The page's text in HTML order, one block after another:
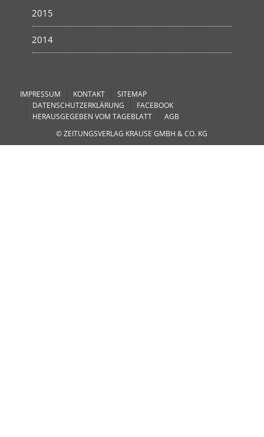
2015
2014
IMPRESSUM KONTAKT
SITEMAP
DATENSCHUTZERKLÄRUNG
FACEBOOK
HERAUSGEGEBEN VOM TAGEBLATT
AGB
© ZEITUNGSVERLAG KRAUSE GMBH & CO. KG